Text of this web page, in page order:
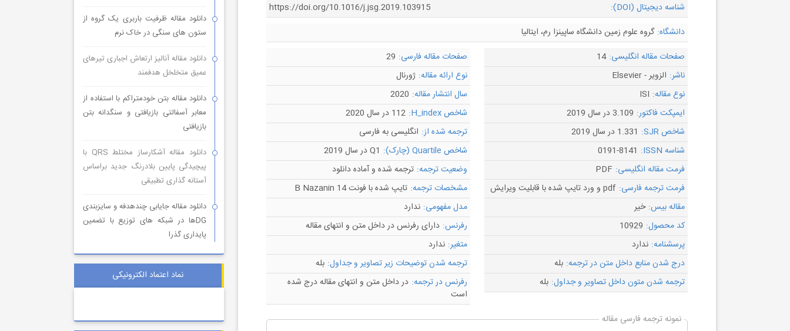
شناسه دیجیتال (DOI):
https://doi.org/10.1016/j.jsg.2019.103915
دانشگاه: گروه علوم زمین دانشگاه ساپینزا رم، ایتالیا
صفحات مقاله انگلیسی: 14 صفحات مقاله فارسی: 29
ناشر: الزویر - Elsevier نوع ارائه مقاله: ژورنال
نوع مقاله: ISI سال انتشار مقاله: 2020
ایمپکت فاکتور: 3.109 در سال 2019 شاخص H_index:
112 در سال 2020
شاخص SJR:
1.331 در سال 2019 ترجمه شده از: انگلیسی به فارسی
شناسه ISSN:
0191-8141 شاخص Quartile (چارک):
Q1 در سال 2019
فرمت مقاله انگلیسی: PDF وضعیت ترجمه: ترجمه شده و آماده دانلود
فرمت ترجمه فارسی: pdf و ورد تایپ شده با قابلیت ویرایش مشخصات ترجمه: تایپ شده با فونت B Nazanin 14
مقاله بیس: خیر مدل مفهومی: ندارد
کد محصول: 10929 رفرنس: دارای رفرنس در داخل متن و انتهای مقاله
پرسشنامه: ندارد متغیر: ندارد
درج شدن منابع داخل متن در ترجمه: بله ترجمه شدن توضیحات زیر تصاویر و جداول: بله
ترجمه شدن متون داخل تصاویر و جداول: بله رفرنس در ترجمه: در داخل متن و انتهای مقاله درج شده
است
نمونه ترجمه فارسی مقاله
دانلود مقاله ظرفیت باربری یک گروه از
ستون های سنگی در خاک نرم
دانلود مقاله آنالیز ارتعاش اجباری تیرهای
عمیق متخلخل هدفمند
دانلود مقاله بتن خودمتراکم با استفاده از
معابر آسفالتی بازیافتی و سنگدانه بتن
بازیافتی
دانلود مقاله آشکارساز مختلط QRS با
پیچیدگی پایین بلادرنگ جدید براساس
آستانه گذاری تطبیقی
دانلود مقاله جایابی چندهدفه و سایزبندی
DGها در شبکه های توزیع با تضمین
پایداری گذرا
نماد اعتماد الکترونیکی